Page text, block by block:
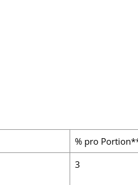
% pro
3